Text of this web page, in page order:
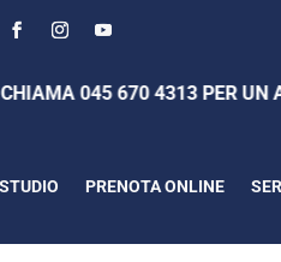
045 670 4313 PER UN
PRENOTA ONLINE